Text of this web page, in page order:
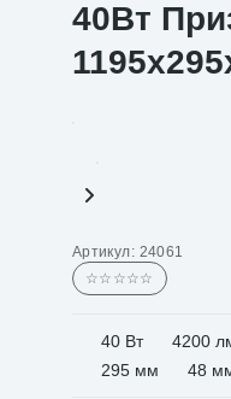
40Вт
Артикул: 24061
☆☆☆☆☆
40 Вт 4200
295 мм
48